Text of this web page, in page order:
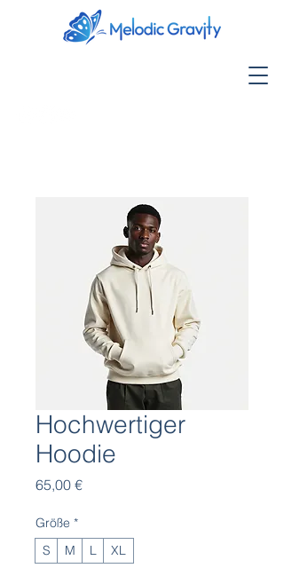
Hochwertiger
Hoodie
65,00 €Preis
Größe *
S
M L XL